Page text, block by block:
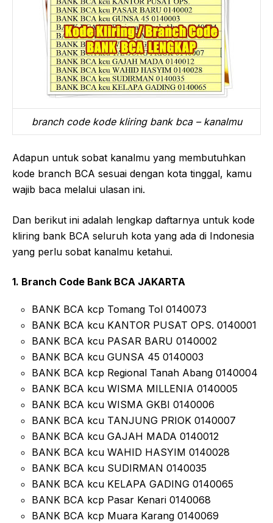
branch code kode kliring bank bca – kanalmu
Adapun untuk sobat kanalmu yang membutuhkan
kode branch BCA sesuai dengan kota tinggal, kamu
wajib baca melalui ulasan ini.
Dan berikut ini adalah lengkap daftarnya untuk kode
kliring bank BCA seluruh kota yang ada di Indonesia
yang perlu sobat kanalmu ketahui.
1. Branch Code Bank BCA JAKARTA
BANK BCA kcp Tomang Tol 0140073
BANK BCA kcu KANTOR PUSAT OPS. 0140001
BANK BCA kcu PASAR BARU 0140002
BANK BCA kcu GUNSA 45 0140003
BANK BCA kcp Regional Tanah Abang 0140004
BANK BCA kcu WISMA MILLENIA 0140005
BANK BCA kcu WISMA GKBI 0140006
BANK BCA kcu TANJUNG PRIOK 0140007
BANK BCA kcu GAJAH MADA 0140012
BANK BCA kcu WAHID HASYIM 0140028
BANK BCA kcu SUDIRMAN 0140035
BANK BCA kcu KELAPA GADING 0140065
BANK BCA kcp Pasar Kenari 0140068
BANK BCA kcp Muara Karang 0140069